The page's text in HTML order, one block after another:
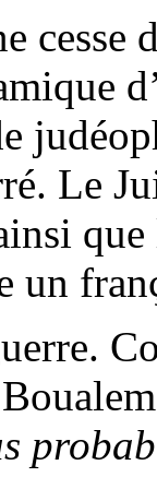
cesse
Le
un
Boualem